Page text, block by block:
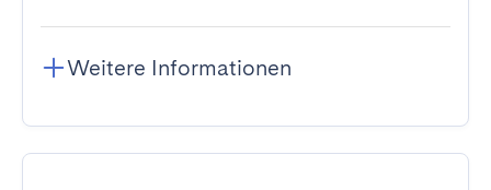
Weitere Informationen